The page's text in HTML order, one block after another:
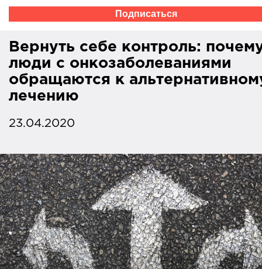
Подписаться
Вернуть себе контроль:
люди с онкозаболеваниями
обращаются к
лечению
23.04.2020